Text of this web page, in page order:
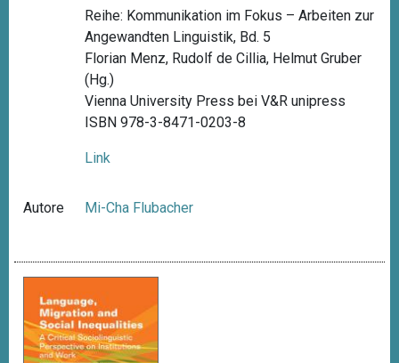
Reihe: Kommunikation im Fokus – Arbeiten zur
Angewandten Linguistik, Bd. 5
Florian Menz, Rudolf de Cillia, Helmut Gruber
(Hg.)
Vienna University Press bei V&R unipress
ISBN 978-3-8471-0203-8
Link
Autore Mi-Cha Flubacher